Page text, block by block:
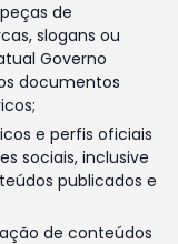
de
slogans ou
Governo
documentos
e perfis oficiais
sociais, inclusive
publicados e
de conteúdos